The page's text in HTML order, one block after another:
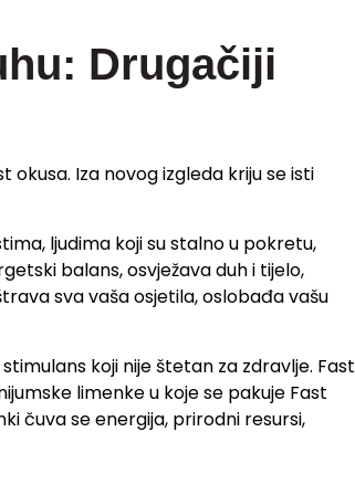
Drugačiji
okusa. Iza novog izgleda kriju se isti
ljudima koji su stalno u pokretu,
balans, osvježava duh i tijelo,
sva vaša osjetila, oslobađa vašu
koji nije štetan za zdravlje. Fast
limenke u koje se pakuje Fast
čuva se energija, prirodni resursi,